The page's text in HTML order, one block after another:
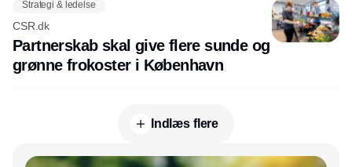
Strategi & ledelse
CSR.dk
Partnerskab skal give flere sunde og
grønne frokoster i København
Indlæs flere
Annonce